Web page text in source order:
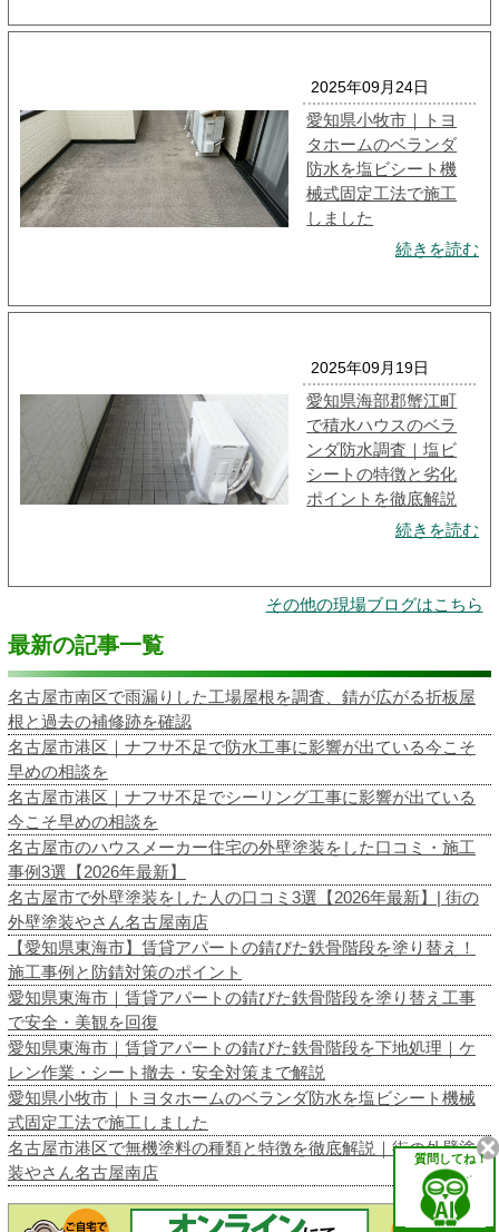
2025年09月24日
愛知県小牧市｜トヨ
タホームのベランダ
防水を塩ビシート機
械式固定工法で施工
しました
続きを読む
2025年09月19日
愛知県海部郡蟹江町
で積水ハウスのベラ
ンダ防水調査｜塩ビ
シートの特徴と劣化
ポイントを徹底解説
続きを読む
その他の現場ブログはこちら
最新の記事一覧
名古屋市南区で雨漏りした工場屋根を調査、錆が広がる折板屋
根と過去の補修跡を確認
名古屋市港区｜ナフサ不足で防水工事に影響が出ている今こそ
早めの相談を
名古屋市港区｜ナフサ不足でシーリング工事に影響が出ている
今こそ早めの相談を
名古屋市のハウスメーカー住宅の外壁塗装をした口コミ・施工
事例3選【2026年最新】
名古屋市で外壁塗装をした人の口コミ3選【2026年最新】| 街の
外壁塗装やさん名古屋南店
【愛知県東海市】賃貸アパートの錆びた鉄骨階段を塗り替え！
施工事例と防錆対策のポイント
愛知県東海市｜賃貸アパートの錆びた鉄骨階段を塗り替え工事
で安全・美観を回復
愛知県東海市｜賃貸アパートの錆びた鉄骨階段を下地処理｜ケ
レン作業・シート撤去・安全対策まで解説
愛知県小牧市｜トヨタホームのベランダ防水を塩ビシート機械
式固定工法で施工しました
名古屋市港区で無機塗料の種類と特徴を徹底解説｜街の外壁塗
装やさん名古屋南店
質問してね！